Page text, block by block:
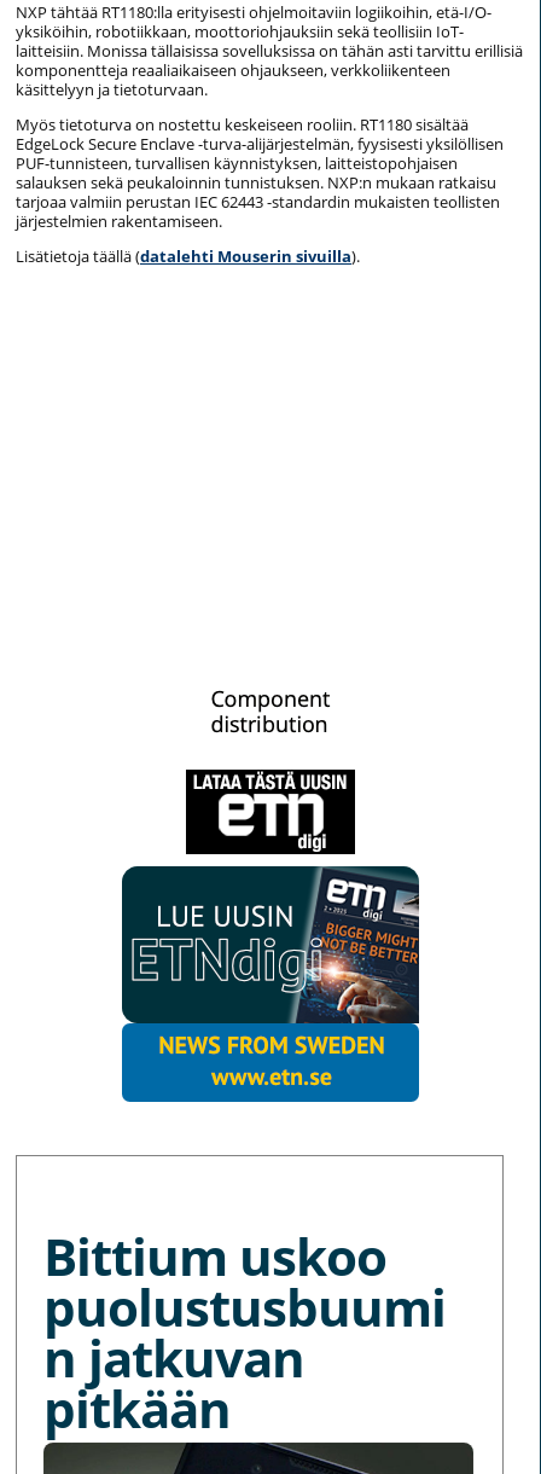
NXP tähtää RT1180:lla erityisesti ohjelmoitaviin logiikoihin, etä-I/O-
yksiköihin, robotiikkaan, moottoriohjauksiin sekä teollisiin IoT-
laitteisiin. Monissa tällaisissa sovelluksissa on tähän asti tarvittu erillisiä
komponentteja reaaliaikaiseen ohjaukseen, verkkoliikenteen
käsittelyyn ja tietoturvaan.
Myös tietoturva on nostettu keskeiseen rooliin. RT1180 sisältää
EdgeLock Secure Enclave -turva-alijärjestelmän, fyysisesti yksilöllisen
PUF-tunnisteen, turvallisen käynnistyksen, laitteistopohjaisen
salauksen sekä peukaloinnin tunnistuksen. NXP:n mukaan ratkaisu
tarjoaa valmiin perustan IEC 62443 -standardin mukaisten teollisten
järjestelmien rakentamiseen.
Lisätietoja täällä (datalehti Mouserin sivuilla).
Bittium uskoo
puolustusbuumi
n jatkuvan
pitkään